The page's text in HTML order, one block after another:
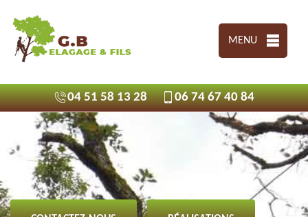
MENU
04 51 58 13 28 06 74 67 40 84